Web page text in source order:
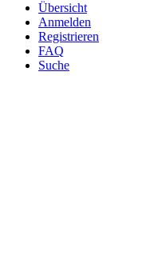
Übersicht
Anmelden
Registrieren
FAQ
Suche